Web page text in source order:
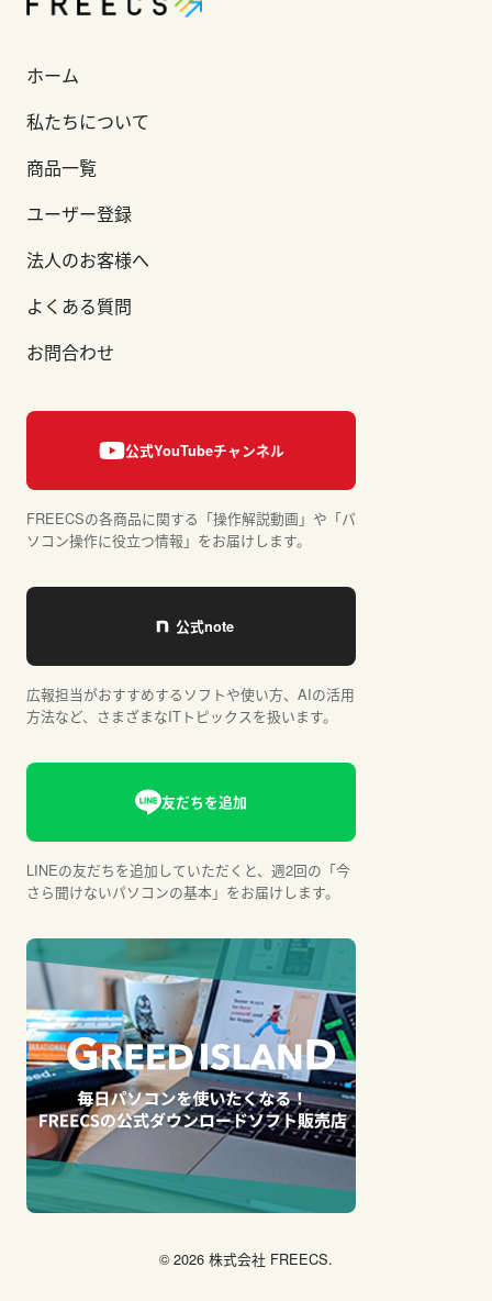
ホーム
私たちについて
商品一覧
ユーザー登録
法人のお客様へ
よくある質問
お問合わせ
FREECSの各商品に関する「操作解説動画」や「パ
ソコン操作に役立つ情報」をお届けします。
広報担当がおすすめするソフトや使い方、AIの活用
方法など、さまざまなITトピックスを扱います。
LINEの友だちを追加していただくと、週2回の「今
さら聞けないパソコンの基本」をお届けします。
© 2026 株式会社 FREECS.